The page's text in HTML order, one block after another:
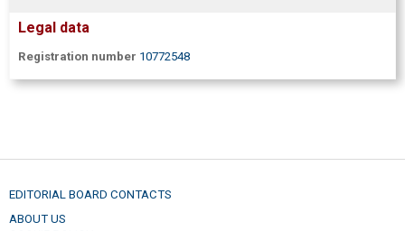
Legal data
Registration number 10772548
EDITORIAL BOARD CONTACTS
ABOUT US